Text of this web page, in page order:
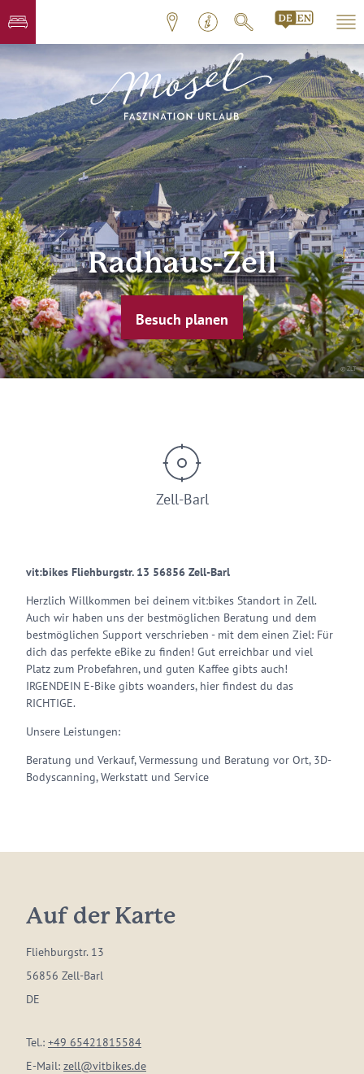
© ZLT
Radhaus-Zell
Besuch planen
Zell-Barl
vit:bikes Fliehburgstr. 13 56856 Zell-Barl
Herzlich Willkommen bei deinem vit:bikes Standort in Zell.
Auch wir haben uns der bestmöglichen Beratung und dem
bestmöglichen Support verschrieben - mit dem einen Ziel: Für
dich das perfekte eBike zu finden! Gut erreichbar und viel
Platz zum Probefahren, und guten Kaffee gibts auch!
IRGENDEIN E-Bike gibts woanders, hier findest du das
RICHTIGE.
Unsere Leistungen:
Beratung und Verkauf, Vermessung und Beratung vor Ort, 3D-
Bodyscanning, Werkstatt und Service
Auf der Karte
Fliehburgstr. 13
56856 Zell-Barl
DE
Tel.: +49 65421815584
E-Mail: zell@vitbikes.de